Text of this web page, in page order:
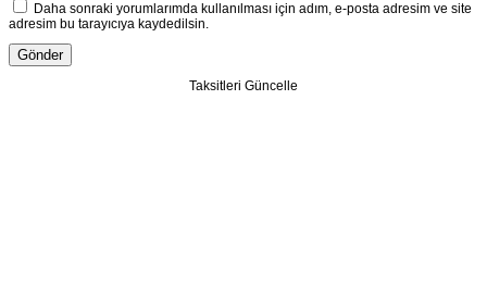
Daha sonraki yorumlarımda kullanılması için adım, e-posta adresim ve site
adresim bu tarayıcıya kaydedilsin.
Taksitleri Güncelle